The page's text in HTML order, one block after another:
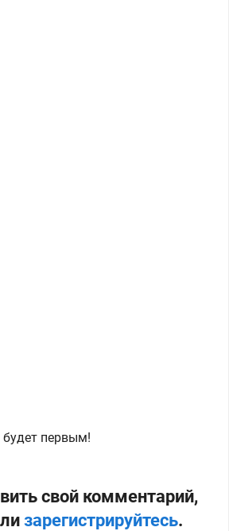
первым!
свой комментарий,
зарегистрируйтесь.